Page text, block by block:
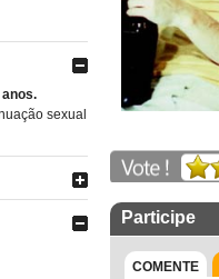
sexual
Participe
COMENTE